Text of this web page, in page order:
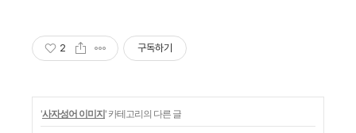
2 구독하기
'사자성어 이미지' 카테고리의 다른 글